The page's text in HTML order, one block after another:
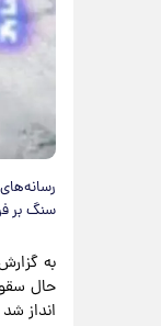
سنگ بر
به
حال
انداز شد و